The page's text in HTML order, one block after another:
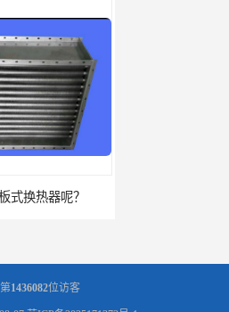
1436082位访客